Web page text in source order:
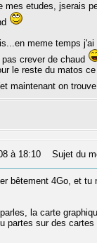
mes etudes, jserais
meme temps
crever de chaud
le reste du matos
maintenant on
à 18:10 Sujet du
bêtement 4Go, et
la carte
partes sur des